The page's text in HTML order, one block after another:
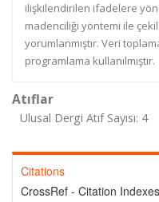
ilişkilendirilen ifadelere
madenciliği yöntemi ile
yorumlanmıştır. Veri
programlama kullanılmıştır.
Atıflar
Ulusal Dergi Atıf Sayısı: 4
Citations
CrossRef - Citation